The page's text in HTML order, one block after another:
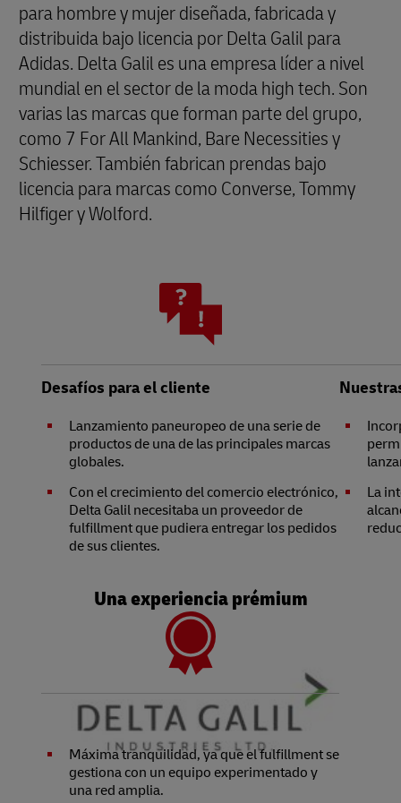
para hombre y mujer diseñada, fabricada y
distribuida bajo licencia por Delta Galil para
Adidas. Delta Galil es una empresa líder a nivel
mundial en el sector de la moda high tech. Son
varias las marcas que forman parte del grupo,
como 7 For All Mankind, Bare Necessities y
Schiesser. También fabrican prendas bajo
licencia para marcas como Converse, Tommy
Hilfiger y Wolford.
Desafíos para el cliente
Lanzamiento paneuropeo de una serie de
productos de una de las principales marcas
globales.
Con el crecimiento del comercio electrónico,
Delta Galil necesitaba un proveedor de
fulfillment que pudiera entregar los pedidos
de sus clientes.
La
Ventajas para los clientes
Máxima tranquilidad, ya que el fulfillment se
gestiona con un equipo experimentado y
una red amplia.
Una experiencia prémium